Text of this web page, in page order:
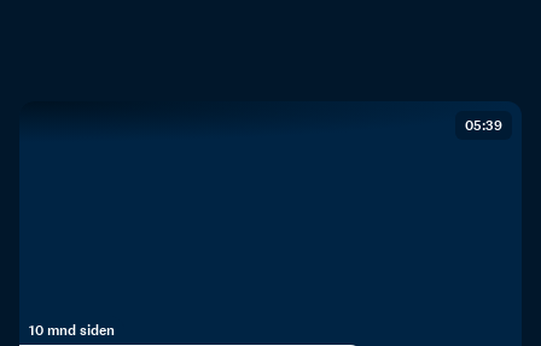
05:39
10 mnd siden